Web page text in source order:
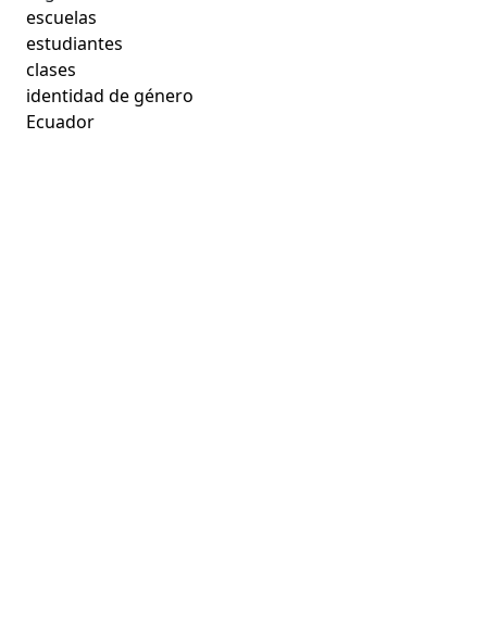
escuelas
estudiantes
clases
identidad de género
Ecuador